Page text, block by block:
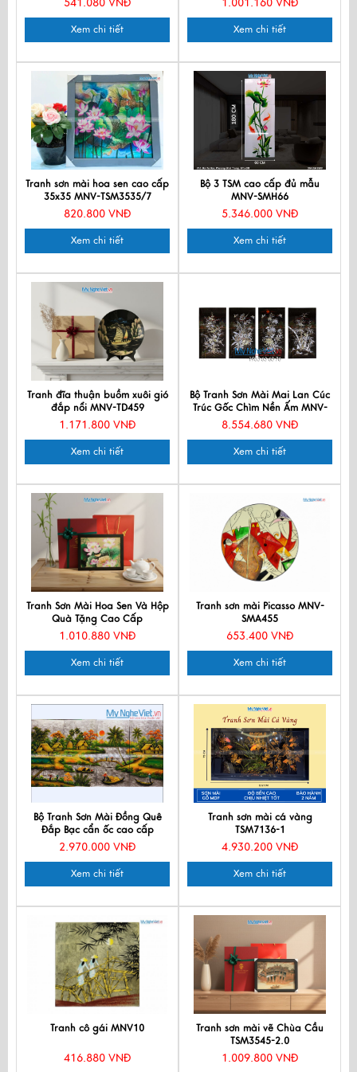
541.080 VNĐ
Xem chi tiết
1.001.160 VNĐ
Xem chi tiết
Tranh sơn mài hoa sen cao cấp
35x35 MNV-TSM3535/7
820.800 VNĐ
Xem chi tiết
Bộ 3 TSM cao cấp đủ mẫu
MNV-SMH66
5.346.000 VNĐ
Xem chi tiết
Tranh đĩa thuận buồm xuôi gió
đắp nổi MNV-TD459
1.171.800 VNĐ
Xem chi tiết
Bộ Tranh Sơn Mài Mai Lan Cúc
Trúc Gốc Chìm Nền Ấm MNV-
TSM5105C-1
8.554.680 VNĐ
Xem chi tiết
Tranh Sơn Mài Hoa Sen Và Hộp
Quà Tặng Cao Cấp
TBL34/17K3-8
1.010.880 VNĐ
Xem chi tiết
Tranh sơn mài Picasso MNV-
SMA455
653.400 VNĐ
Xem chi tiết
Bộ Tranh Sơn Mài Đồng Quê
Đắp Bạc cẩn ốc cao cấp
TSM363-4.1
2.970.000 VNĐ
Xem chi tiết
Tranh sơn mài cá vàng
TSM7136-1
4.930.200 VNĐ
Xem chi tiết
Tranh cô gái MNV10
416.880 VNĐ
Tranh sơn mài vẽ Chùa Cầu
TSM3545-2.0
1.009.800 VNĐ